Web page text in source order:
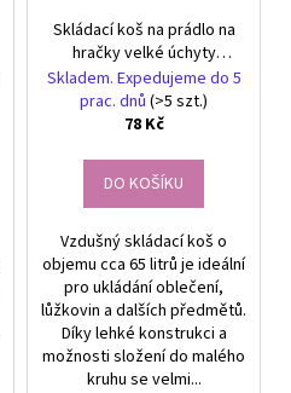
Skládací koš na prádlo na
hračky velké úchyty
úložného kontejneru
Skladem. Expedujeme do 5
prac. dnů (>5 szt.)
78 Kč
DO KOŠÍKU
Vzdušný skládací koš o
objemu cca 65 litrů je ideální
pro ukládání oblečení,
lůžkovin a dalších předmětů.
Díky lehké konstrukci a
možnosti složení do malého
kruhu se velmi...